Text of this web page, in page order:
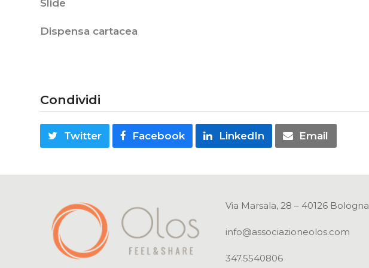
Slide
Dispensa cartacea
Condividi
Twitter Facebook LinkedIn Email
Via Marsala, 28 – 40126 Bologna
info@associazioneolos.com
347.5540806